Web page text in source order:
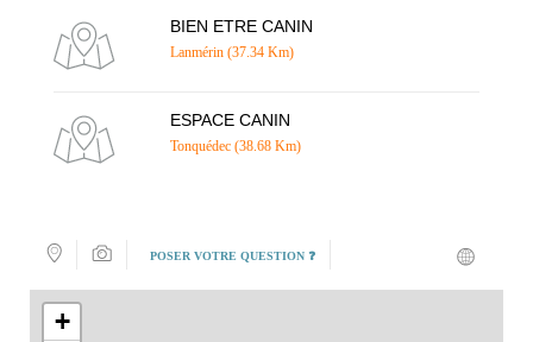
BIEN ETRE CANIN
Lanmérin (37.34 Km)
ESPACE CANIN
Tonquédec (38.68 Km)
POSER VOTRE QUESTION ❓
+